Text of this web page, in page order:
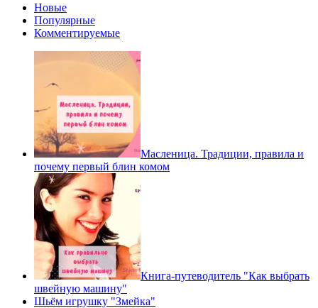
Новые
Популярные
Комментируемые
Масленица. Традиции, правила и
почему первый блин комом
Книга-путеводитель "Как выбрать
швейную машину"
Шьём игрушку "Змейка"